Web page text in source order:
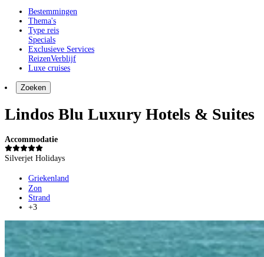
Bestemmingen
Thema's
Type reis
Specials
Exclusieve Services
ReizenVerblijf
Luxe cruises
Zoeken
Lindos Blu Luxury Hotels & Suites
Accommodatie
Silverjet Holidays
Griekenland
Zon
Strand
+3